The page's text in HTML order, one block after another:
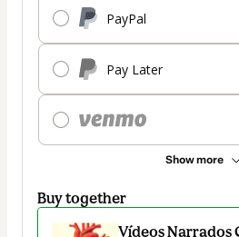
PayPal
Pay Later
Show more
Buy together
Vídeos Narrados